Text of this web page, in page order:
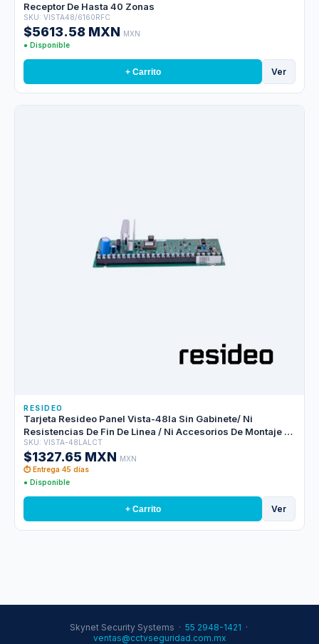
Receptor De Hasta 40 Zonas
SKU: VISTA48/6160RFC
$5613.58 MXN MXN
● Disponible
+ Carrito Ver
RESIDEO
Tarjeta Resideo Panel Vista-48la Sin Gabinete/ Ni
Resistencias De Fin De Linea / Ni Accesorios De Montaje /
Preparado Para Recibir 8 Zonas / 15 Zonas Con Doblaje De
Zonas Y Expandible Hasta 48 Zonas.
SKU: VISTA-48LALCT
$1327.65 MXN MXN
⏱ Entrega 45 días
● Disponible
+ Carrito Ver
Skynet Security Systems · 55 2948-1421 ·
ventas@cctvseguridad.com.mx